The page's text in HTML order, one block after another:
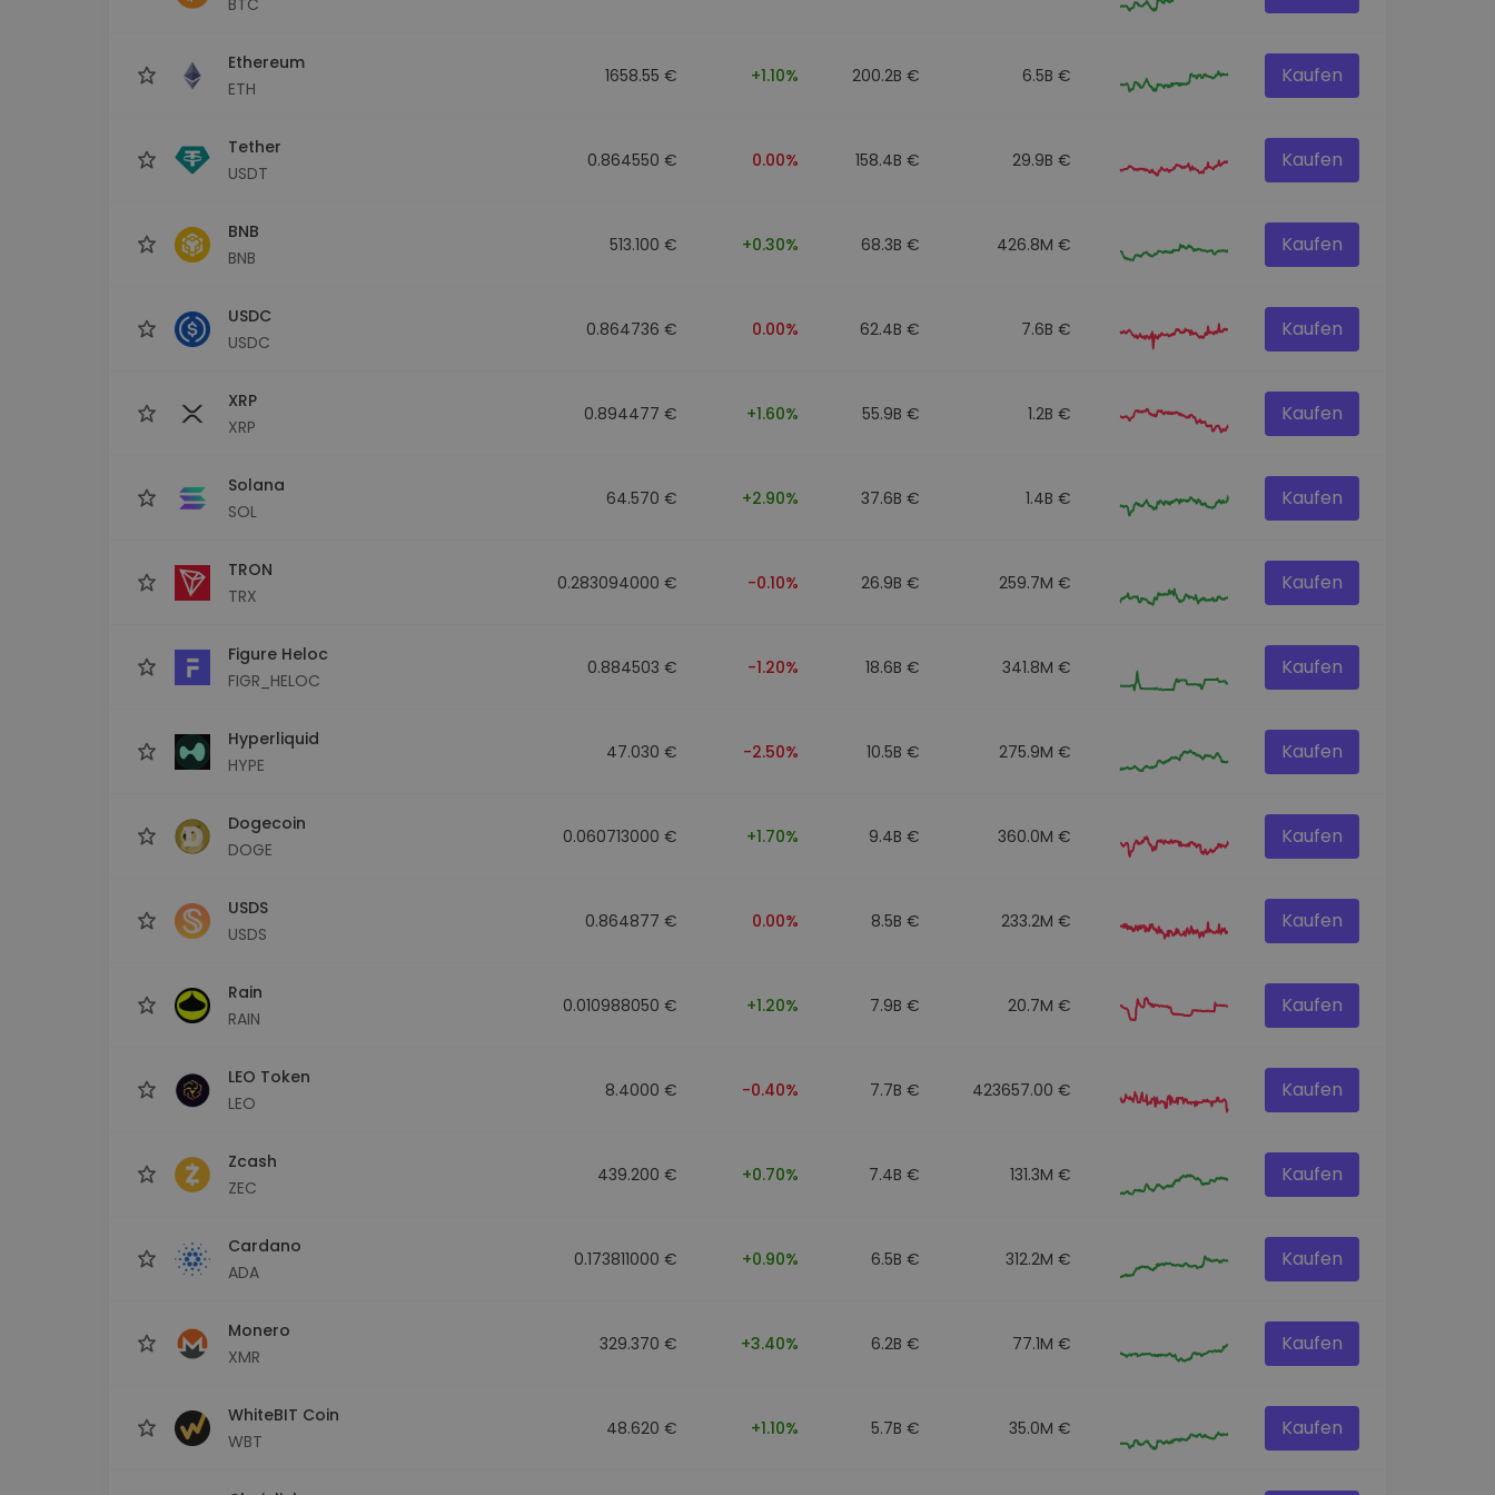
Finde deine Krypto-Strategie
Ethereum
ETH
1658.55 € +1.10% 200.2B € 6.5B € Kaufen
Tether
USDT
0.864550 € 0.00% 158.4B € 29.9B € Kaufen
BNB
BNB
513.100 € +0.30% 68.3B € 426.8M € Kaufen
USDC
USDC
0.864736 € 0.00% 62.4B € 7.6B € Kaufen
XRP
XRP
0.894477 € +1.60% 55.9B € 1.2B € Kaufen
Solana
SOL
64.570 € +2.90% 37.6B € 1.4B € Kaufen
TRON
TRX
0.283094000 € -0.10% 26.9B € 259.7M € Kaufen
Figure Heloc
FIGR_HELOC
0.884503 € -1.20% 18.6B € 341.8M € Kaufen
Hyperliquid
HYPE
47.030 € -2.50% 10.5B € 275.9M € Kaufen
Dogecoin
DOGE
0.060713000 € +1.70% 9.4B € 360.0M € Kaufen
USDS
USDS
0.864877 € 0.00% 8.5B € 233.2M € Kaufen
Rain
RAIN
0.010988050 € +1.20% 7.9B € 20.7M € Kaufen
LEO Token
LEO
8.4000 € -0.40% 7.7B € 423657.00 € Kaufen
Zcash
ZEC
439.200 € +0.70% 7.4B € 131.3M € Kaufen
Cardano
ADA
0.173811000 € +0.90% 6.5B € 312.2M € Kaufen
Monero
XMR
329.370 € +3.40% 6.2B € 77.1M € Kaufen
WhiteBIT Coin
WBT
48.620 € +1.10% 5.7B € 35.0M € Kaufen